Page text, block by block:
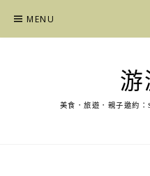
content
MENU
游
美食．旅遊．親子邀約：